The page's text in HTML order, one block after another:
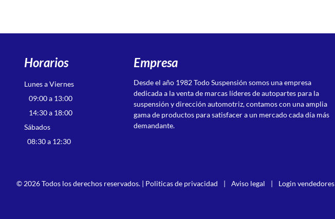
Horarios
Lunes a Viernes
09:00 a 13:00
14:30 a 18:00
Sábados
08:30 a 12:30
Empresa
Desde el año 1982 Todo Suspensión somos una empresa
dedicada a la venta de marcas líderes de autopartes para la
suspensión y dirección automotriz, contamos con una amplia
gama de productos para satisfacer a un mercado cada día más
demandante.
© 2026 Todos los derechos reservados. | Politicas de privacidad | Aviso legal | Login vendedores